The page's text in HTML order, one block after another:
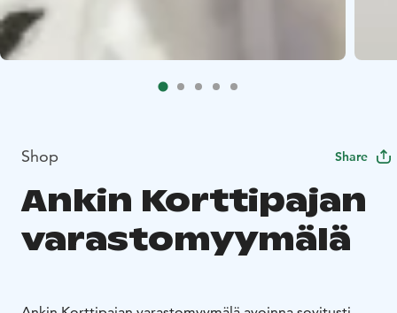
Shop Share
Ankin Korttipajan
varastomyymälä